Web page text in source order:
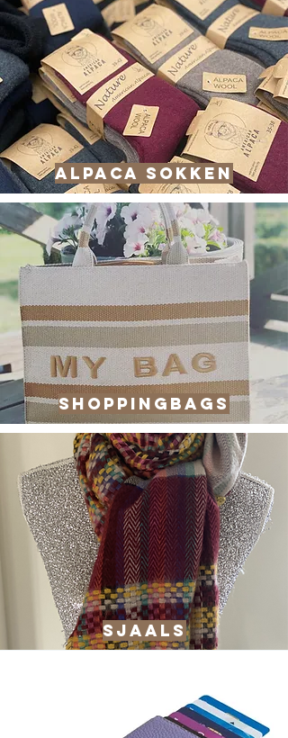
ALPACA sokken
shoppingbags
sJAALS